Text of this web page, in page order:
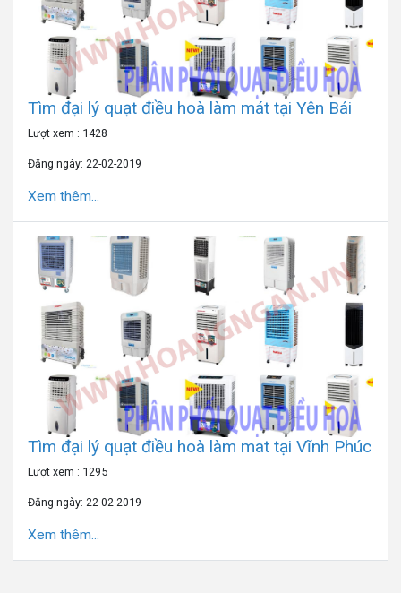
Tìm đại lý quạt điều hoà làm mát tại Yên Bái
Lượt xem : 1428
Đăng ngày: 22-02-2019
Xem thêm...
Tìm đại lý quạt điều hoà làm mat tại Vĩnh Phúc
Lượt xem : 1295
Đăng ngày: 22-02-2019
Xem thêm...